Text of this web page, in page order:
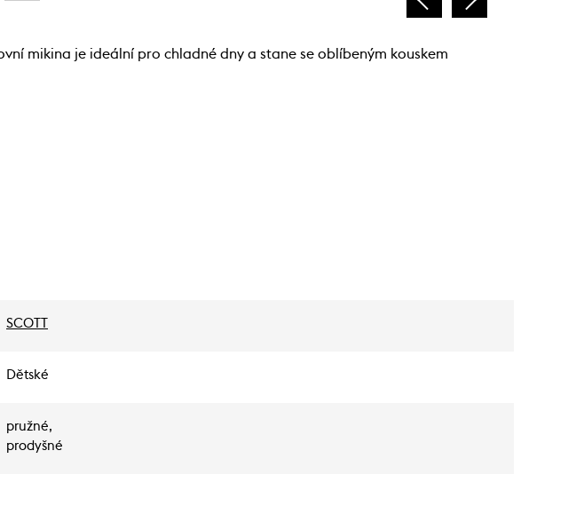
mikina je ideální pro chladné dny a stane se oblíbeným kouskem
SCOTT
Dětské
pružné,
prodyšné